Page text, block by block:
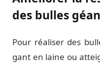
des bulles
Pour réaliser des
gant en laine ou